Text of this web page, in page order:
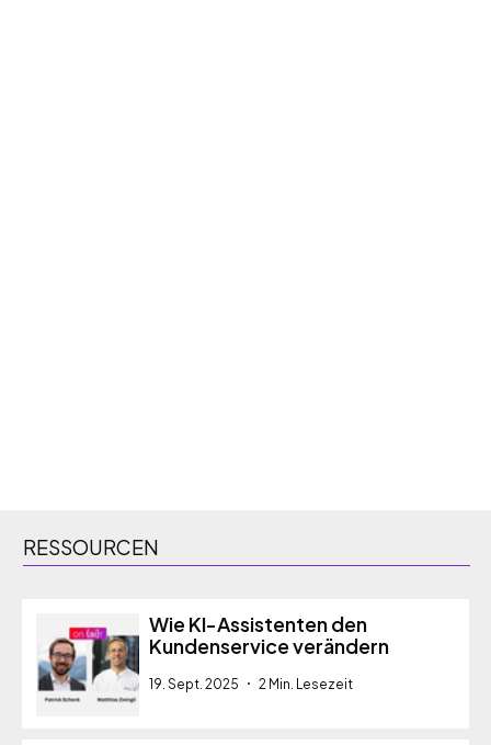
RESSOURCEN
Wie KI-Assistenten den
Kundenservice verändern
19. Sept. 2025 2 Min. Lesezeit